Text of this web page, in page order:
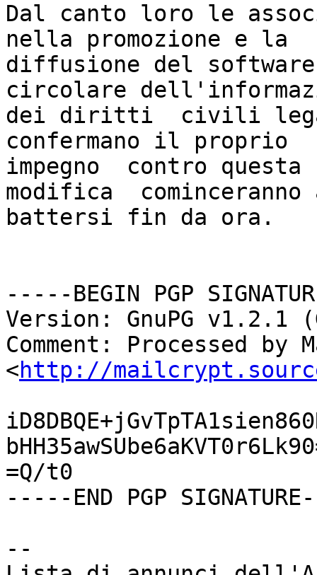
Dal canto loro le
nella promozione e la
diffusione del
circolare
dei diritti  civili
confermano il proprio
impegno  contro
modifica  cominceranno
battersi fin da ora.
-----BEGIN PGP
Version: GnuPG v1.2.1
Comment: Processed
<http://
=Q/t0
-----END PGP
--